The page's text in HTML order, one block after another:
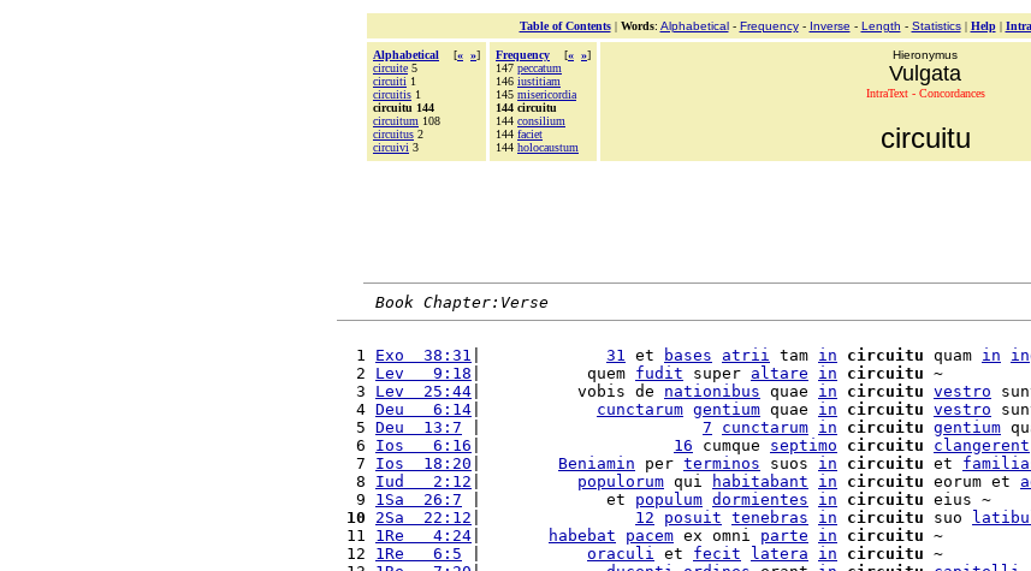
Table of Contents| Words: Alphabetical- Frequency- Inverse - Length - Statistics| Help|
Alphabetical [« »]
circuite 5
circuiti 1
circuitis 1
circuitu 144
circuitum 108
circuitus 2
circuivi 3
Frequency [« »]
147 peccatum
146 iustitiam
145 misericordia
144 circuitu
144 consilium
144 faciet
144 holocaustum
Hieronymus
Vulgata
IntraText - Concordances
circuitu
Book Chapter:Verse
  1
Exo  38:31 31 et bases atrii tam in circuitu quam in
  2
Lev   9:18 |           quem fudit super altare in circuitu ~
  3
Lev  25:44 |          vobis de nationibus quae in circuitu vestro
  4
Deu   6:14 cunctarum gentium quae in circuitu vestro
  5
Deu  13:7 7 cunctarum in circuitu gentium
  6
Ios   6:16 16 cumque septimo circuitu clangerent
  7
Ios  18:20 Beniamin per terminos suos in circuitu et
  8
Iud   2:12 populorum qui habitabant in circuitu eorum et
  9
1Sa  26:7 |             et populum dormientes in circuitu
10
2Sa  22:12 12 posuit tenebras in circuitu suo
11 1Re   4:24 habebat pacem ex omni parte in circuitu ~
12 1Re   6:5 oraculi et fecit latera in circuitu ~